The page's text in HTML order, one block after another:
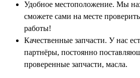
Удобное местоположение. Мы
сможете сами на месте
работы!
Качественные запчасти. У нас
партнёры, постоянно
проверенные запчасти, масла.